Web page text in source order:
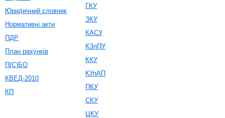
Юридичний словник
Нормативні акти
ПДР
План рахунків
П(С)БО
КВЕД-2010
КП
ГКУ
ЗКУ
КАСУ
КЗпПУ
ККУ
КУпАП
ПКУ
СКУ
ЦКУ